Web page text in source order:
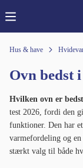
Hus & have
Ovn bedst
Hvilken ovn er
test 2026, fordi den
funktioner. Den har
varmefordeling og
stærkt valg til både